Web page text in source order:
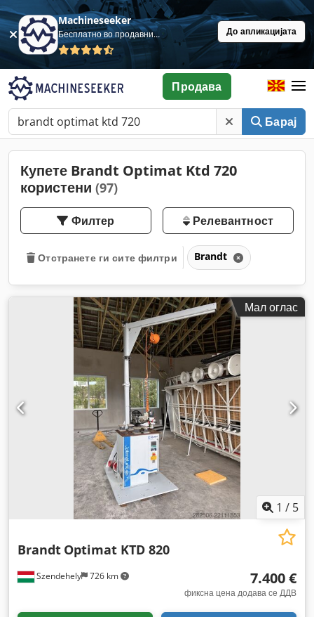
Machineseeker
Бесплатно во продавница До апликацијата
Барај
Продава
Купете Brandt Optimat Ktd 720
користени (97)
Филтер Релевантност
Отстранете ги сите филтри Brandt
Мал оглас
1 / 5
Szendehely 726 km
Brandt Optimat KTD 820
7.400 €
фиксна цена додава се ДДВ